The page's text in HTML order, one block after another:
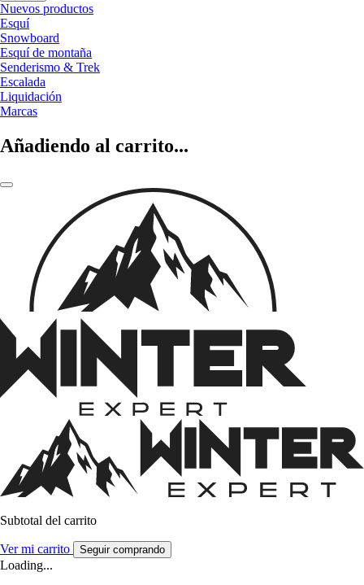
Nuevos productos
Esquí
Snowboard
Esquí de montaña
Senderismo & Trek
Escalada
Liquidación
Marcas
Añadiendo al carrito...
Subtotal del carrito
Ver mi carrito Seguir comprando
Loading...